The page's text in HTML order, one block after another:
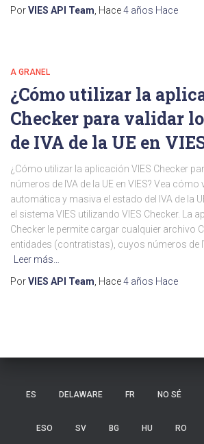
PorVIES API Team , Hace4 años Hace
A GRANEL
¿Cómo utilizar la
Checker para validar
de IVA de la UE en
¿Cómo utilizar la aplicación VIES Checker
números de IVA de la UE en VIES? Vea
automática y masiva el estado del IVA de la
el sistema VIES utilizando VIES Checker. La
Checker le permite cargar cualquier archivo
entidades (contratistas), cuyos números de
Leer más…
PorVIES API Team , Hace4 años Hace
ES DELAWARE FR NO SÉ
ESO SV BG HU RO